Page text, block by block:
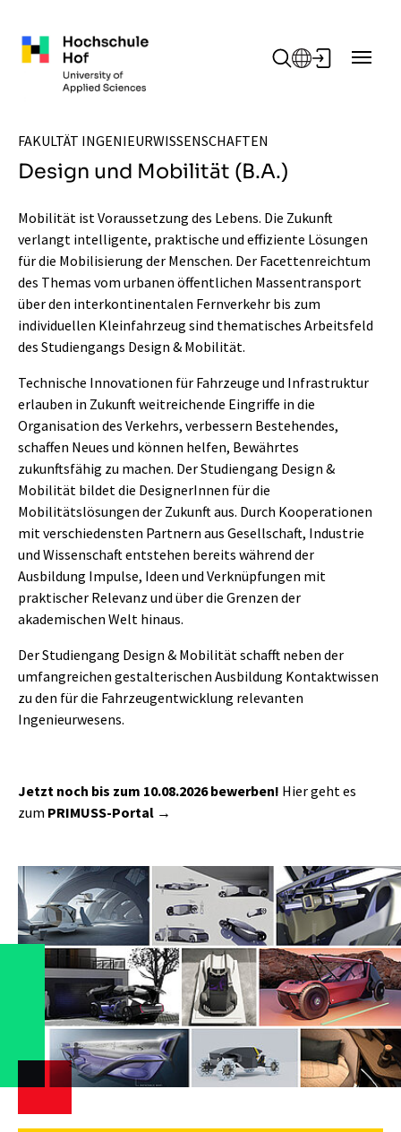
FAKULTÄT INGENIEURWISSENSCHAFTEN
Design und Mobilität (B.A.)
Mobilität ist Voraussetzung des Lebens. Die Zukunft
verlangt intelligente, praktische und effiziente Lösungen
für die Mobilisierung der Menschen. Der Facettenreichtum
des Themas vom urbanen öffentlichen Massentransport
über den interkontinentalen Fernverkehr bis zum
individuellen Kleinfahrzeug sind thematisches Arbeitsfeld
des Studiengangs Design & Mobilität.
Technische Innovationen für Fahrzeuge und Infrastruktur
erlauben in Zukunft weitreichende Eingriffe in die
Organisation des Verkehrs, verbessern Bestehendes,
schaffen Neues und können helfen, Bewährtes
zukunftsfähig zu machen. Der Studiengang Design &
Mobilität bildet die DesignerInnen für die
Mobilitätslösungen der Zukunft aus. Durch Kooperationen
mit verschiedensten Partnern aus Gesellschaft, Industrie
und Wissenschaft entstehen bereits während der
Ausbildung Impulse, Ideen und Verknüpfungen mit
praktischer Relevanz und über die Grenzen der
akademischen Welt hinaus.
Der Studiengang Design & Mobilität schafft neben der
umfangreichen gestalterischen Ausbildung Kontaktwissen
zu den für die Fahrzeugentwicklung relevanten
Ingenieurwesens.
Jetzt noch bis zum 10.08.2026 bewerben! Hier geht es
zum PRIMUSS-Portal